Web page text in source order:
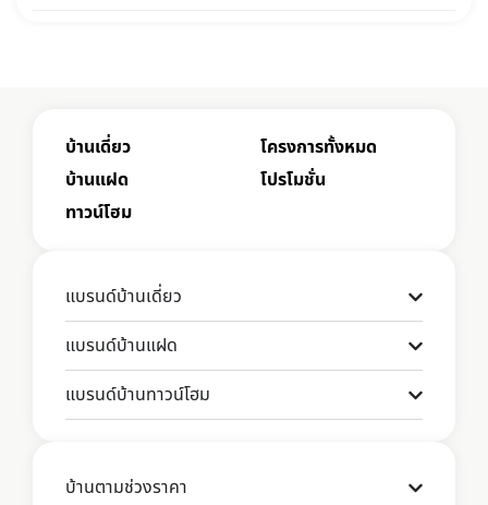
บ้านเดี่ยว
บ้านแฝด
ทาวน์โฮม
โครงการทั้งหมด
โปรโมชั่น
แบรนด์บ้านเดี่ยว
แบรนด์บ้านแฝด
แบรนด์บ้านทาวน์โฮม
บ้านตามช่วงราคา